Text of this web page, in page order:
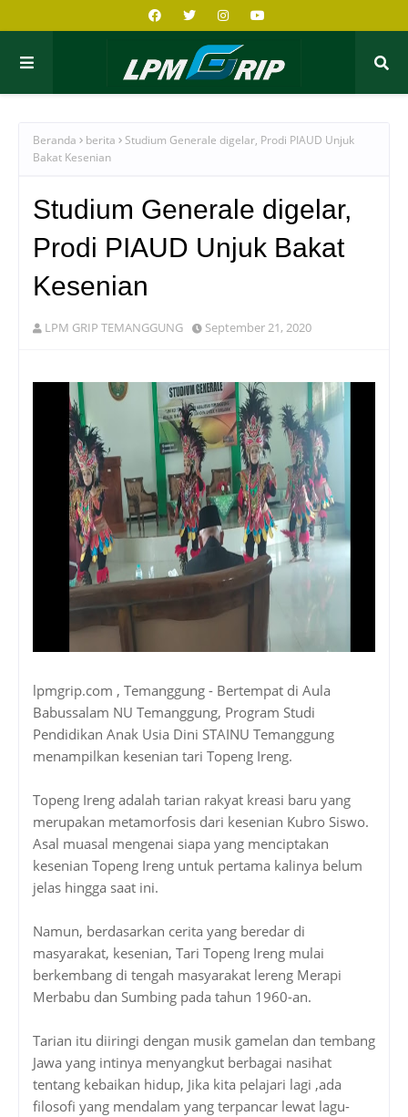
Beranda berita
Studium Generale digelar, Prodi PIAUD Unjuk
Bakat Kesenian
Studium Generale digelar,
Prodi PIAUD Unjuk Bakat
Kesenian
LPM GRIP TEMANGGUNG September 21, 2020
lpmgrip.com , Temanggung - Bertempat di Aula
Babussalam NU Temanggung, Program Studi
Pendidikan Anak Usia Dini STAINU Temanggung
menampilkan kesenian tari Topeng Ireng.
Topeng Ireng adalah tarian rakyat kreasi baru yang
merupakan metamorfosis dari kesenian Kubro Siswo.
Asal muasal mengenai siapa yang menciptakan
kesenian Topeng Ireng untuk pertama kalinya belum
jelas hingga saat ini.
Namun, berdasarkan cerita yang beredar di
masyarakat, kesenian, Tari Topeng Ireng mulai
berkembang di tengah masyarakat lereng Merapi
Merbabu dan Sumbing pada tahun 1960-an.
Tarian itu diiringi dengan musik gamelan dan tembang
Jawa yang intinya menyangkut berbagai nasihat
tentang kebaikan hidup, Jika kita pelajari lagi ,ada
filosofi yang mendalam yang terpancar lewat lagu-